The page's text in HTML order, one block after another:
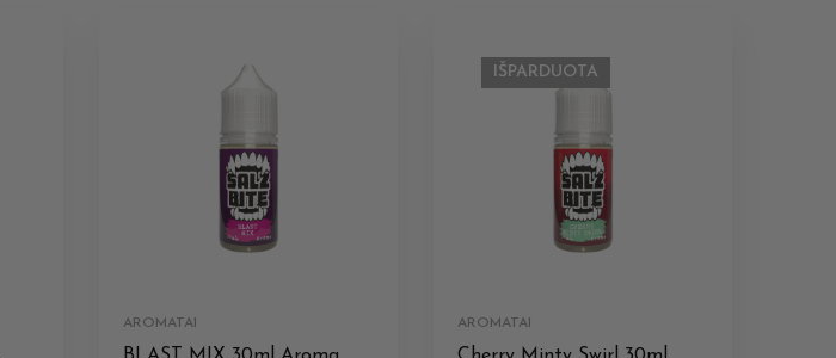
AROMATAI
IŠPARDUOTA
AROMATAI